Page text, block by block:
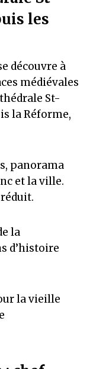
les
découvre à
médiévales
St-
la Réforme,
panorama
et la ville.
réduit.
la
d’histoire
la vieille